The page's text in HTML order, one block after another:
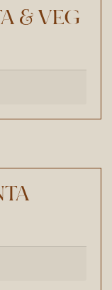
& VEG